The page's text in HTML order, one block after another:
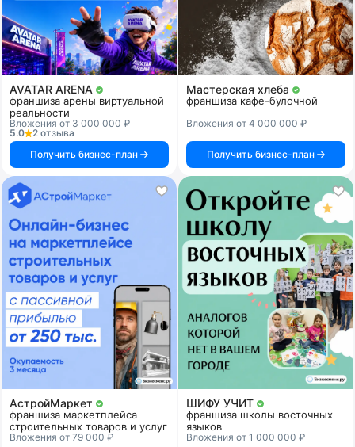
AVATAR ARENA
франшиза арены виртуальной
реальности
Вложения от 3 000 000 ₽
5.0
2 отзыва
Получить бизнес-план
Мастерская хлеба
франшиза кафе-булочной
Вложения от 4 000 000 ₽
Получить бизнес-план
АстройМаркет
франшиза маркетплейса
строительных товаров и услуг
Вложения от 79 000 ₽
ШИФУ УЧИТ
франшиза школы восточных
языков
Вложения от 1 000 000 ₽